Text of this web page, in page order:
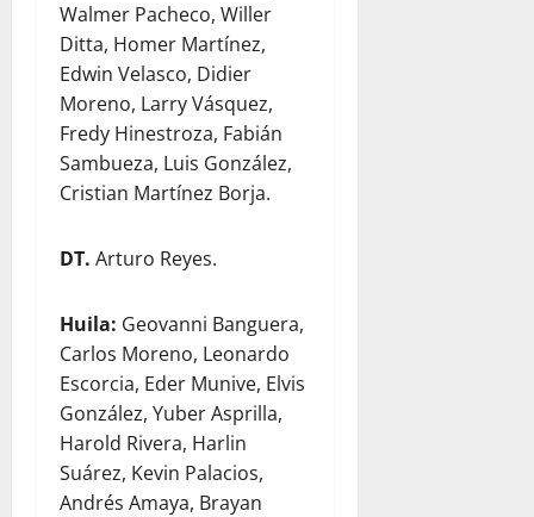
Walmer Pacheco, Willer
Ditta, Homer Martínez,
Edwin Velasco, Didier
Moreno, Larry Vásquez,
Fredy Hinestroza, Fabián
Sambueza, Luis González,
Cristian Martínez Borja.
DT. Arturo Reyes.
Huila: Geovanni Banguera,
Carlos Moreno, Leonardo
Escorcia, Eder Munive, Elvis
González, Yuber Asprilla,
Harold Rivera, Harlin
Suárez, Kevin Palacios,
Andrés Amaya, Brayan